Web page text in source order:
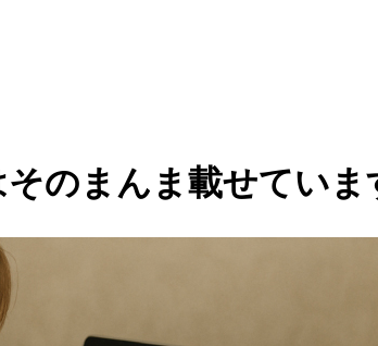
のまんま載せていま